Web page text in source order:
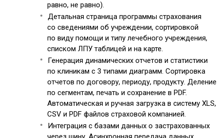
равно, не равно).
Детальная страница программы страхования
со сведениями об учреждении, сортировкой
по виду помощи и типу лечебного учреждения,
списком ЛПУ таблицей и на карте.
Генерация динамических отчетов и статистики
по клиникам с 3 типами диаграмм. Сортировка
отчетов по договору, периоду, продукту. Деление
по сегментам, печать и сохранение в PDF.
Автоматическая и ручная загрузка в систему XLS,
CSV и PDF файлов страховой компанией.
Интеграция с базами данных о застрахованных